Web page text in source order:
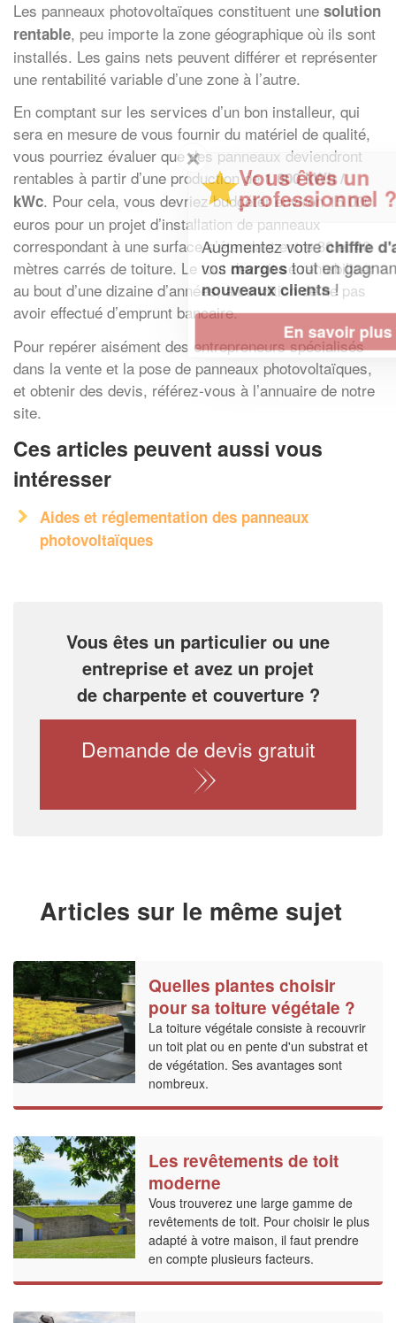
Les panneaux photovoltaïques constituent une solution
rentable, peu importe la zone géographique où ils sont
installés. Les gains nets peuvent différer et représenter
une rentabilité variable d’une zone à l’autre.
En comptant sur les services d’un bon installeur, qui
sera en mesure de vous fournir du matériel de qualité,
vous pourriez évaluer que des panneaux deviendront
rentables à partir d’une production de1 000 kWh /
kWc. Pour cela, vous devriez budgéter environ 15 000
euros pour un projet d’installation de panneaux
correspondant à une surface s’étendant entre 30 et 40
mètres carrés de toiture. Le tout devrait se rentabiliser
au bout d’une dizaine d’années, à condition de ne pas
avoir effectué d’emprunt bancaire.
Pour repérer aisément des entrepreneurs spécialisés
dans la vente et la pose de panneaux photovoltaïques,
et obtenir des devis, référez-vous à l’annuaire de notre
site.
Ces articles peuvent aussi vous
intéresser
Aides et réglementation des panneaux
photovoltaïques
Vous êtes un particulier ou une
entreprise et avez un projet
de charpente et couverture ?
Demande de devis gratuit
Articles sur le même sujet
Quelles plantes choisir
pour sa toiture végétale ?
La toiture végétale consiste à recouvrir
un toit plat ou en pente d'un substrat et
de végétation. Ses avantages sont
nombreux.
Les revêtements de toit
moderne
Vous trouverez une large gamme de
revêtements de toit. Pour choisir le plus
adapté à votre maison, il faut prendre
en compte plusieurs facteurs.
✕
Vous êtes un
professionnel ?
Augmentez votrechiffre d'affaireset
vosmargestout en gagnant de
nouveaux clients!
En savoir plus